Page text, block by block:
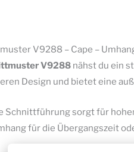
V9288 – Cape –
V9288nähst du ein
Design und bietet eine
Schnittführung sorgt für
für die Übergangszeit